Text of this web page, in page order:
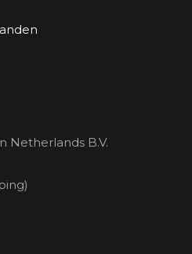
Netherlands B.V.